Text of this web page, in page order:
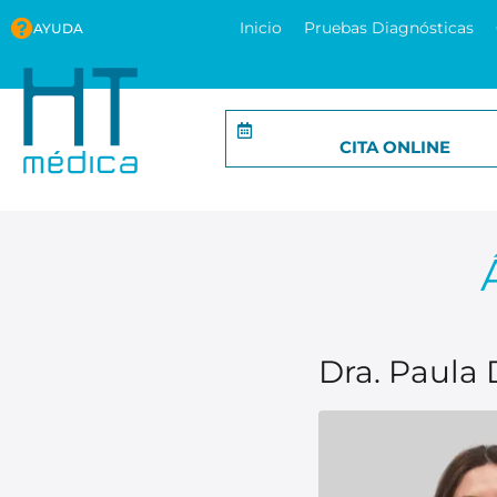
AYUDA Inicio Pruebas Diagnósticas
CITA ONLINE
Dra. Paula